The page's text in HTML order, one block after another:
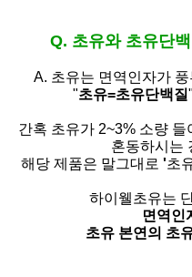
Q. 초유와 초유단
A. 초유는 면역인자가
"초유=초유단백질
간혹 초유가 2~3% 소량
혼동하시는
해당 제품은 말그대로 '초
하이웰초유는
면역인
초유 본연의 초